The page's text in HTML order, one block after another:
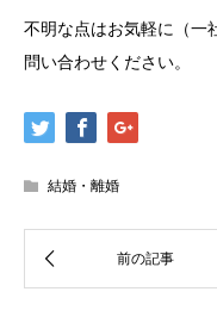
不明な点はお気軽に（一
問い合わせください。
結婚・離婚